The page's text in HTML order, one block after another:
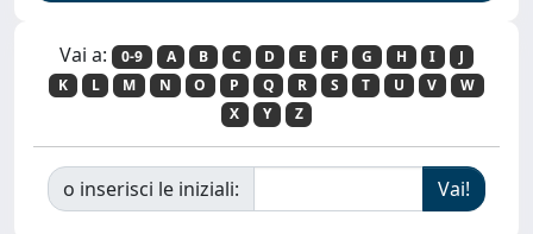
Vai a: 0-9 A B C D E F G H I
J
K
L M N O P Q R S T U V
W
X
Y Z
o inserisci le iniziali: